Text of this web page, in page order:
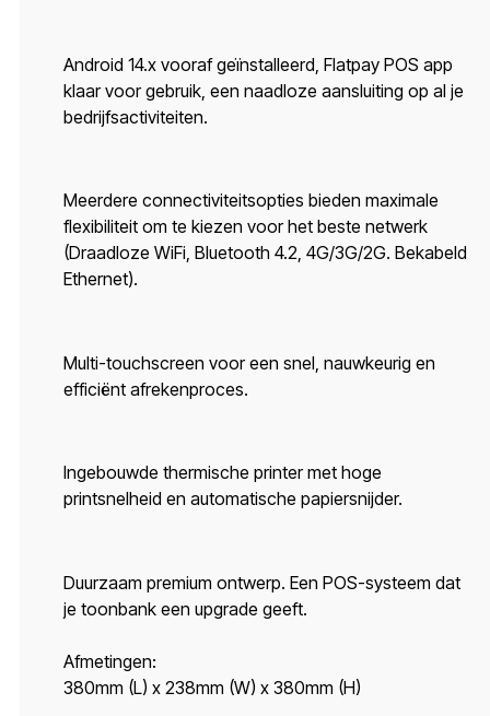
Android 14.x vooraf geïnstalleerd, Flatpay POS app
klaar voor gebruik, een naadloze aansluiting op al je
bedrijfsactiviteiten.
Meerdere connectiviteitsopties bieden maximale
flexibiliteit om te kiezen voor het beste netwerk
(Draadloze WiFi, Bluetooth 4.2, 4G/3G/2G. Bekabeld
Ethernet).
Multi-touchscreen voor een snel, nauwkeurig en
efficiënt afrekenproces.
Ingebouwde thermische printer met hoge
printsnelheid en automatische papiersnijder.
Duurzaam premium ontwerp. Een POS-systeem dat
je toonbank een upgrade geeft.
Afmetingen:
380mm (L) x 238mm (W) x 380mm (H)